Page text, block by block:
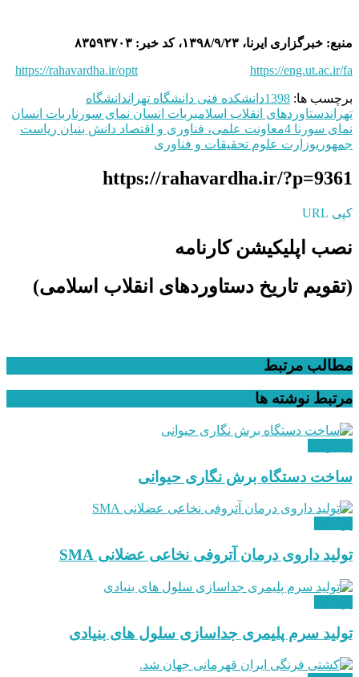
منبع: خبرگزاری ایرنا، ۱۳۹۸/۹/۲۳، کد خبر: ۸۳۵۹۳۷۰۳
https://rahavardha.ir/optt
https://eng.ut.ac.ir/fa
برچسب ها: 1398دانشکده فنی دانشگاه تهراندانشگاه
تهراندستاوردهای انقلاب اسلامیربات انسان نمای سورناربات انسان
نمای سورنا 4
معاونت علمی، فناوری و اقتصاد دانش بنیان ریاست
جمهوریوزارت علوم تحقیقات و فناوری
https://rahavardha.ir/?p=9361
کپی URL
نصب اپلیکیشن کارنامه
(تقویم تاریخ دستاوردهای انقلاب اسلامی​)
مطالب مرتبط
مرتبط نوشته ها
ساخت دستگاه برش نگاری حیوانی
تولید داروی درمان آتروفی نخاعی عضلانی SMA
تولید سرم پلیمری جداسازی سلول های بنیادی